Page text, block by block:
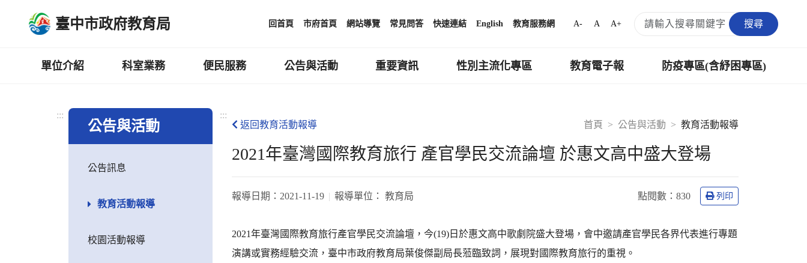
臺中市政府教育局 回首頁 市府首頁 網站導覽 常見問答 快速連結 English 教育服務網 A- A A+ 搜尋
單位介紹 科室業務 便民服務 公告與活動 重要資訊 性別主流化專區 教育電子報 防疫專區(含紓困專區)
:::
公告與活動
公告訊息
教育活動報導
校園活動報導
:::
首頁
公告與活動 教育活動報導
返回教育活動報導
2021年臺灣國際教育旅行 產官學民交流論壇 於惠文高中盛大登場
報導日期： 2021-11-19 報導單位： 教育局 點閱數： 830 列印
2021年臺灣國際教育旅行產官學民交流論壇，今(19)日於惠文高中歌劇院盛大登場，會中邀請產官學民各界代表進行專題
演講或實務經驗交流，臺中市政府教育局葉俊傑副局長蒞臨致詞，展現對國際教育旅行的重視。